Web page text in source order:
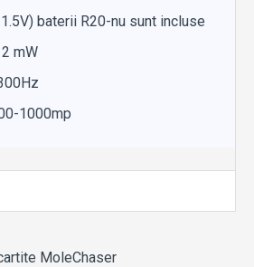
baterii R20-nu sunt incluse
mW
1000mp
MoleChaser